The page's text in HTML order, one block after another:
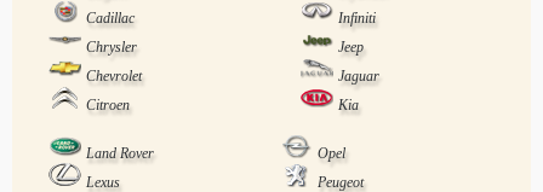
Cadillac
Infiniti
Chrysler
Jeep
Chevrolet
Jaguar
Citroen
Kia
Land Rover
Opel
Lexus
Peugeot